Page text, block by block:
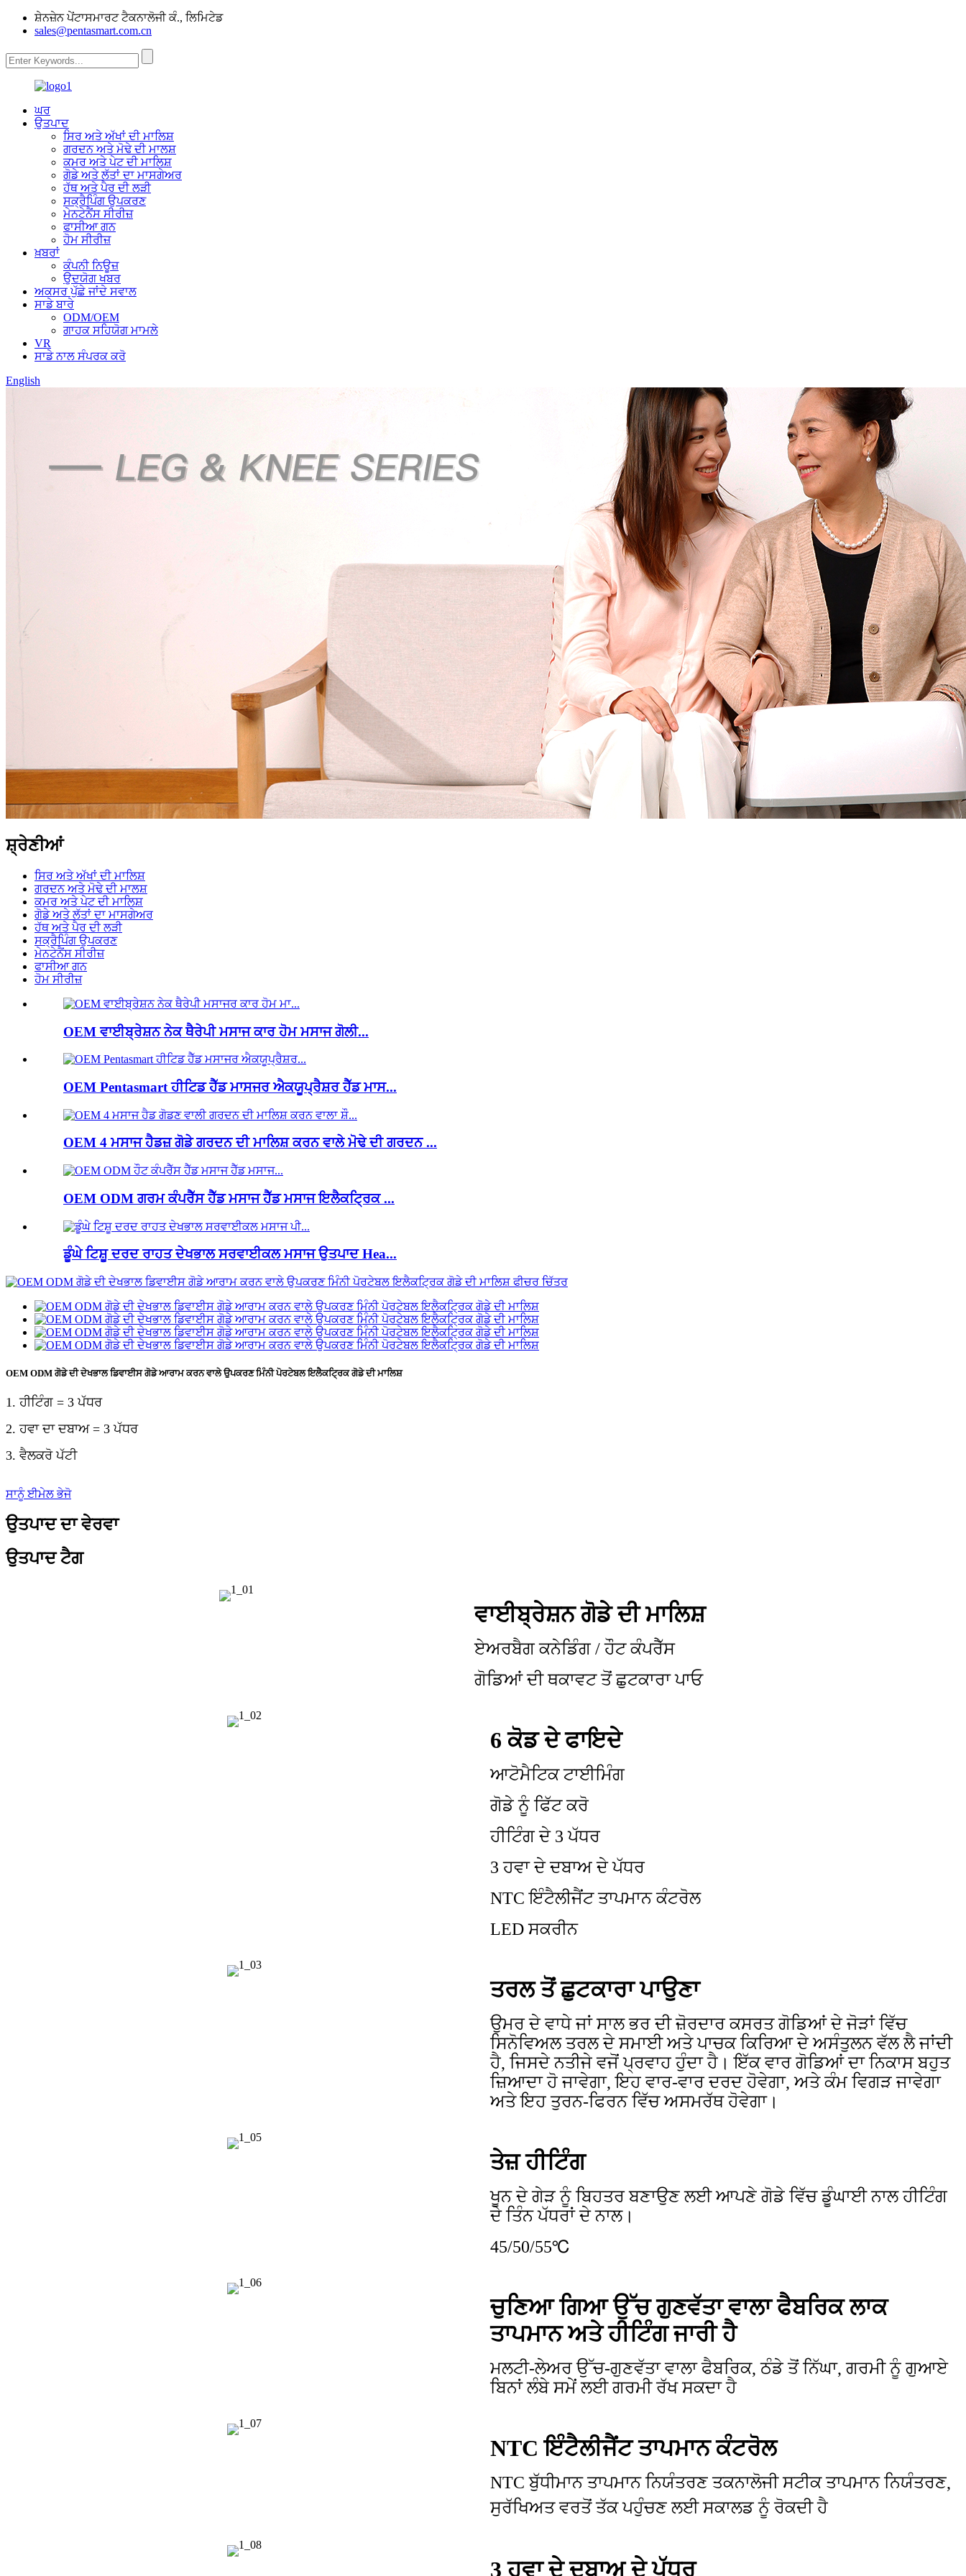
ਸ਼ੇਨਜ਼ੇਨ ਪੇਂਟਾਸਮਾਰਟ ਟੈਕਨਾਲੋਜੀ ਕੰ., ਲਿਮਿਟੇਡ
sales@pentasmart.com.cn
ਘਰ
ਉਤਪਾਦ
ਸਿਰ ਅਤੇ ਅੱਖਾਂ ਦੀ ਮਾਲਿਸ਼
ਗਰਦਨ ਅਤੇ ਮੋਢੇ ਦੀ ਮਾਲਸ਼
ਕਮਰ ਅਤੇ ਪੇਟ ਦੀ ਮਾਲਿਸ਼
ਗੋਡੇ ਅਤੇ ਲੱਤਾਂ ਦਾ ਮਾਸਗੇਅਰ
ਹੱਥ ਅਤੇ ਪੈਰ ਦੀ ਲੜੀ
ਸਕ੍ਰੈਪਿੰਗ ਉਪਕਰਣ
ਮੇਨਟੇਨੈਂਸ ਸੀਰੀਜ਼
ਫਾਸੀਆ ਗਨ
ਹੋਮ ਸੀਰੀਜ਼
ਖ਼ਬਰਾਂ
ਕੰਪਨੀ ਨਿਊਜ਼
ਉਦਯੋਗ ਖਬਰ
ਅਕਸਰ ਪੁੱਛੇ ਜਾਂਦੇ ਸਵਾਲ
ਸਾਡੇ ਬਾਰੇ
ODM/OEM
ਗਾਹਕ ਸਹਿਯੋਗ ਮਾਮਲੇ
VR
ਸਾਡੇ ਨਾਲ ਸੰਪਰਕ ਕਰੋ
English
ਸ਼੍ਰੇਣੀਆਂ
ਸਿਰ ਅਤੇ ਅੱਖਾਂ ਦੀ ਮਾਲਿਸ਼
ਗਰਦਨ ਅਤੇ ਮੋਢੇ ਦੀ ਮਾਲਸ਼
ਕਮਰ ਅਤੇ ਪੇਟ ਦੀ ਮਾਲਿਸ਼
ਗੋਡੇ ਅਤੇ ਲੱਤਾਂ ਦਾ ਮਾਸਗੇਅਰ
ਹੱਥ ਅਤੇ ਪੈਰ ਦੀ ਲੜੀ
ਸਕ੍ਰੈਪਿੰਗ ਉਪਕਰਣ
ਮੇਨਟੇਨੈਂਸ ਸੀਰੀਜ਼
ਫਾਸੀਆ ਗਨ
ਹੋਮ ਸੀਰੀਜ਼
OEM ਵਾਈਬ੍ਰੇਸ਼ਨ ਨੇਕ ਥੈਰੇਪੀ ਮਸਾਜ ਕਾਰ ਹੋਮ ਮਸਾਜ ਗੋਲੀ...
OEM Pentasmart ਹੀਟਿਡ ਹੈੱਡ ਮਾਸਜਰ ਐਕਯੂਪ੍ਰੈਸ਼ਰ ਹੈੱਡ ਮਾਸ...
OEM 4 ਮਸਾਜ ਹੈਡਜ਼ ਗੋਡੇ ਗਰਦਨ ਦੀ ਮਾਲਿਸ਼ ਕਰਨ ਵਾਲੇ ਮੋਢੇ ਦੀ ਗਰਦਨ ...
OEM ODM ਗਰਮ ਕੰਪਰੈੱਸ ਹੈੱਡ ਮਸਾਜ ਹੈੱਡ ਮਸਾਜ ਇਲੈਕਟ੍ਰਿਕ ...
ਡੂੰਘੇ ਟਿਸ਼ੂ ਦਰਦ ਰਾਹਤ ਦੇਖਭਾਲ ਸਰਵਾਈਕਲ ਮਸਾਜ ਉਤਪਾਦ Hea...
OEM ODM ਗੋਡੇ ਦੀ ਦੇਖਭਾਲ ਡਿਵਾਈਸ ਗੋਡੇ ਆਰਾਮ ਕਰਨ ਵਾਲੇ ਉਪਕਰਣ ਮਿੰਨੀ ਪੋਰਟੇਬਲ ਇਲੈਕਟ੍ਰਿਕ ਗੋਡੇ ਦੀ ਮਾਲਿਸ਼
1. ਹੀਟਿੰਗ = 3 ਪੱਧਰ
2. ਹਵਾ ਦਾ ਦਬਾਅ = 3 ਪੱਧਰ
3. ਵੈਲਕਰੋ ਪੱਟੀ
ਸਾਨੂੰ ਈਮੇਲ ਭੇਜੋ
ਉਤਪਾਦ ਦਾ ਵੇਰਵਾ
ਉਤਪਾਦ ਟੈਗ
ਵਾਈਬ੍ਰੇਸ਼ਨ ਗੋਡੇ ਦੀ ਮਾਲਿਸ਼
ਏਅਰਬੈਗ ਕਨੇਡਿੰਗ / ਹੌਟ ਕੰਪਰੈੱਸ
ਗੋਡਿਆਂ ਦੀ ਥਕਾਵਟ ਤੋਂ ਛੁਟਕਾਰਾ ਪਾਓ
6 ਕੋਡ ਦੇ ਫਾਇਦੇ
ਆਟੋਮੈਟਿਕ ਟਾਈਮਿੰਗ
ਗੋਡੇ ਨੂੰ ਫਿੱਟ ਕਰੋ
ਹੀਟਿੰਗ ਦੇ 3 ਪੱਧਰ
3 ਹਵਾ ਦੇ ਦਬਾਅ ਦੇ ਪੱਧਰ
NTC ਇੰਟੈਲੀਜੈਂਟ ਤਾਪਮਾਨ ਕੰਟਰੋਲ
LED ਸਕਰੀਨ
ਤਰਲ ਤੋਂ ਛੁਟਕਾਰਾ ਪਾਉਣਾ
ਉਮਰ ਦੇ ਵਾਧੇ ਜਾਂ ਸਾਲ ਭਰ ਦੀ ਜ਼ੋਰਦਾਰ ਕਸਰਤ ਗੋਡਿਆਂ ਦੇ ਜੋੜਾਂ ਵਿੱਚ
ਸਿਨੋਵਿਅਲ ਤਰਲ ਦੇ ਸਮਾਈ ਅਤੇ ਪਾਚਕ ਕਿਰਿਆ ਦੇ ਅਸੰਤੁਲਨ ਵੱਲ ਲੈ ਜਾਂਦੀ
ਹੈ, ਜਿਸਦੇ ਨਤੀਜੇ ਵਜੋਂ ਪ੍ਰਵਾਹ ਹੁੰਦਾ ਹੈ। ਇੱਕ ਵਾਰ ਗੋਡਿਆਂ ਦਾ ਨਿਕਾਸ ਬਹੁਤ
ਜ਼ਿਆਦਾ ਹੋ ਜਾਵੇਗਾ, ਇਹ ਵਾਰ-ਵਾਰ ਦਰਦ ਹੋਵੇਗਾ, ਅਤੇ ਕੰਮ ਵਿਗੜ ਜਾਵੇਗਾ
ਅਤੇ ਇਹ ਤੁਰਨ-ਫਿਰਨ ਵਿੱਚ ਅਸਮਰੱਥ ਹੋਵੇਗਾ।
ਤੇਜ਼ ਹੀਟਿੰਗ
ਖੂਨ ਦੇ ਗੇੜ ਨੂੰ ਬਿਹਤਰ ਬਣਾਉਣ ਲਈ ਆਪਣੇ ਗੋਡੇ ਵਿੱਚ ਡੂੰਘਾਈ ਨਾਲ ਹੀਟਿੰਗ
ਦੇ ਤਿੰਨ ਪੱਧਰਾਂ ਦੇ ਨਾਲ।
45/50/55℃
ਚੁਣਿਆ ਗਿਆ ਉੱਚ ਗੁਣਵੱਤਾ ਵਾਲਾ ਫੈਬਰਿਕ ਲਾਕ
ਤਾਪਮਾਨ ਅਤੇ ਹੀਟਿੰਗ ਜਾਰੀ ਹੈ
ਮਲਟੀ-ਲੇਅਰ ਉੱਚ-ਗੁਣਵੱਤਾ ਵਾਲਾ ਫੈਬਰਿਕ, ਠੰਡੇ ਤੋਂ ਨਿੱਘਾ, ਗਰਮੀ ਨੂੰ ਗੁਆਏ
ਬਿਨਾਂ ਲੰਬੇ ਸਮੇਂ ਲਈ ਗਰਮੀ ਰੱਖ ਸਕਦਾ ਹੈ
NTC ਇੰਟੈਲੀਜੈਂਟ ਤਾਪਮਾਨ ਕੰਟਰੋਲ
NTC ਬੁੱਧੀਮਾਨ ਤਾਪਮਾਨ ਨਿਯੰਤਰਣ ਤਕਨਾਲੋਜੀ ਸਟੀਕ ਤਾਪਮਾਨ ਨਿਯੰਤਰਣ,
ਸੁਰੱਖਿਅਤ ਵਰਤੋਂ ਤੱਕ ਪਹੁੰਚਣ ਲਈ ਸਕਾਲਡ ਨੂੰ ਰੋਕਦੀ ਹੈ
3 ਹਵਾ ਦੇ ਦਬਾਅ ਦੇ ਪੱਧਰ